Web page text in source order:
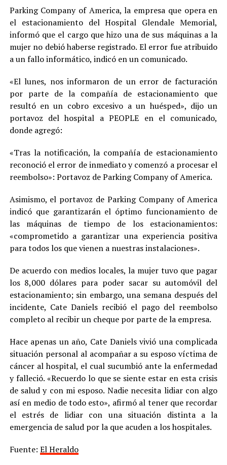
Parking Company of America, la empresa que opera en
el estacionamiento del Hospital Glendale Memorial,
informó que el cargo que hizo una de sus máquinas a la
mujer no debió haberse registrado. El error fue atribuido
a un fallo informático, indicó en un comunicado.
«El lunes, nos informaron de un error de facturación
por parte de la compañía de estacionamiento que
resultó en un cobro excesivo a un huésped», dijo un
portavoz del hospital a PEOPLE en el comunicado,
donde agregó:
«Tras la notificación, la compañía de estacionamiento
reconoció el error de inmediato y comenzó a procesar el
reembolso»: Portavoz de Parking Company of America.
Asimismo, el portavoz de Parking Company of America
indicó que garantizarán el óptimo funcionamiento de
las máquinas de tiempo de los estacionamientos:
«comprometido a garantizar una experiencia positiva
para todos los que vienen a nuestras instalaciones».
De acuerdo con medios locales, la mujer tuvo que pagar
los 8,000 dólares para poder sacar su automóvil del
estacionamiento; sin embargo, una semana después del
incidente, Cate Daniels recibió el pago del reembolso
completo al recibir un cheque por parte de la empresa.
Hace apenas un año, Cate Daniels vivió una complicada
situación personal al acompañar a su esposo víctima de
cáncer al hospital, el cual sucumbió ante la enfermedad
y falleció. «Recuerdo lo que se siente estar en esta crisis
de salud y con mi esposo. Nadie necesita lidiar con algo
así en medio de todo esto», afirmó al tener que recordar
el estrés de lidiar con una situación distinta a la
emergencia de salud por la que acuden a los hospitales.
Fuente: El Heraldo